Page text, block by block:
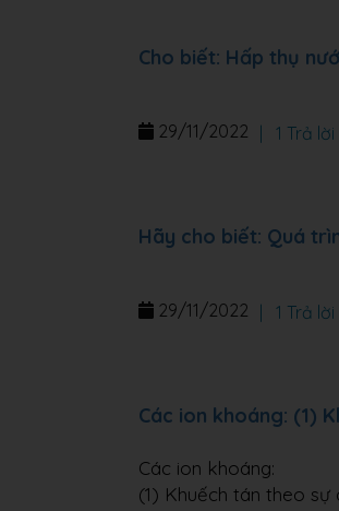
Cho biết: Hấp thụ
29/11/2022 1 Trả lời
Hãy cho biết: Quá
29/11/2022 1 Trả lời
Các ion khoáng: (1)
Các ion khoáng:
(1) Khuếch tán theo